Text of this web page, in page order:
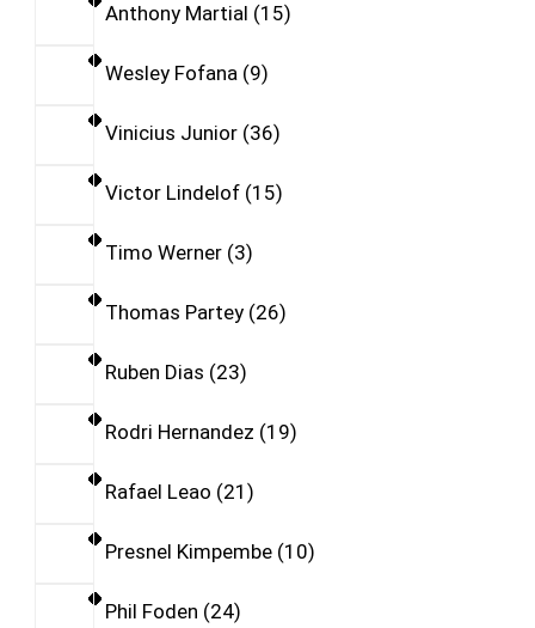
Anthony Martial 15
Wesley Fofana 9
Vinicius Junior 36
Victor Lindelof 15
Timo Werner 3
Thomas Partey 26
Ruben Dias 23
Rodri Hernandez 19
Rafael Leao 21
Presnel Kimpembe 10
Phil Foden 24